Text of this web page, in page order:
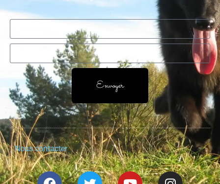
Envoyer
Nous contacter